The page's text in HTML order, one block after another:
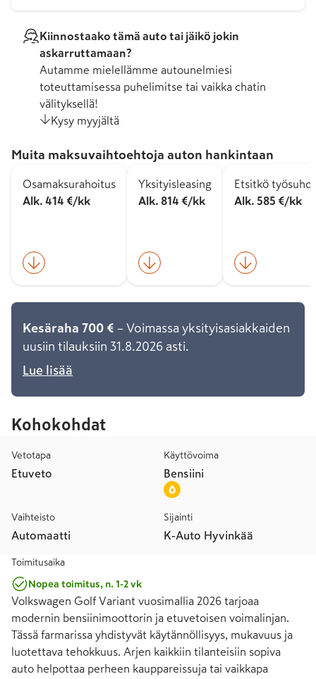
Kiinnostaako tämä auto tai jäikö jokin
askarruttamaan?
Autamme mielellämme autounelmiesi
toteuttamisessa puhelimitse tai vaikka chatin
välityksellä!
Kysy myyjältä
Muita maksuvaihtoehtoja auton hankintaan
Osamaksurahoitus
Alk. 414 €/kk
Yksityisleasing
Alk. 814 €/kk
Etsitkö
Alk. 585 €/kk
Kesäraha 700 € – Voimassa yksityisasiakkaiden
uusiin tilauksiin 31.8.2026 asti.
Lue lisää
Kohokohdat
Vetotapa
Etuveto
Käyttövoima
Bensiini
Vaihteisto
Automaatti
Sijainti
K-Auto Hyvinkää
Toimitusaika
Nopea toimitus, n. 1-2 vk
Volkswagen Golf Variant vuosimallia 2026 tarjoaa
modernin bensiinimoottorin ja etuvetoisen voimalinjan.
Tässä farmarissa yhdistyvät käytännöllisyys, mukavuus ja
luotettava tehokkuus. Arjen kaikkiin tilanteisiin sopiva
auto helpottaa perheen kauppareissuja tai vaikkapa